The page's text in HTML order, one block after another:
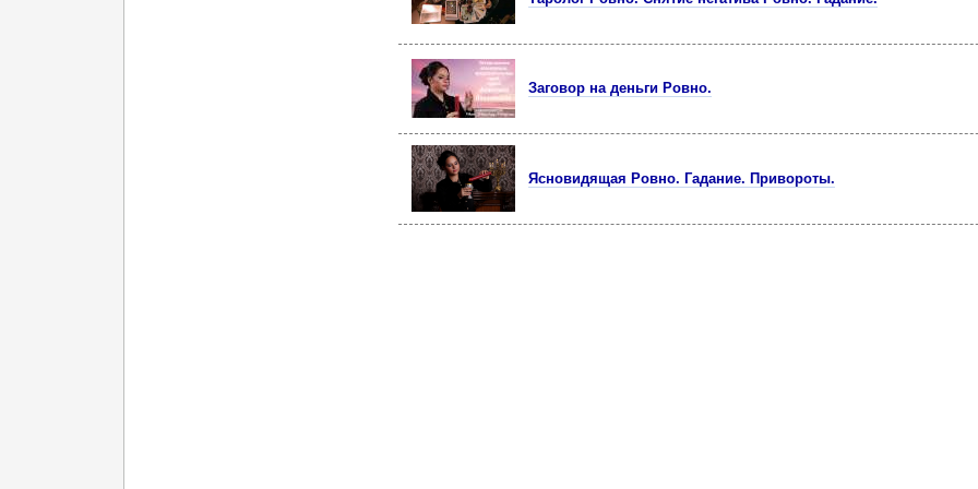
Заговор на деньги Ровно.
Ясновидящая Ровно. Гадание. Привороты.